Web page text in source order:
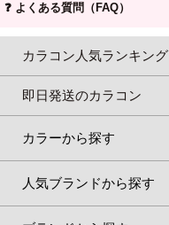
❓ よくある質問（FAQ）
カラコン人気ランキング
即日発送のカラコン
カラーから探す
人気ブランドから探す